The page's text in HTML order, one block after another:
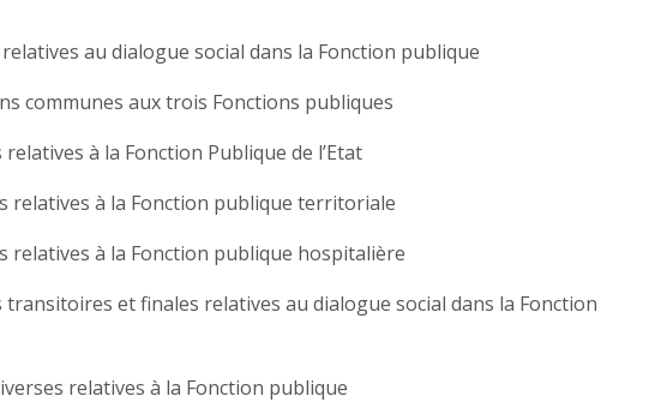
au dialogue social dans la Fonction publique
communes aux trois Fonctions publiques
à la Fonction Publique de l’Etat
relatives à la Fonction publique territoriale
relatives à la Fonction publique hospitalière
et finales relatives au dialogue social dans la Fonction
relatives à la Fonction publique